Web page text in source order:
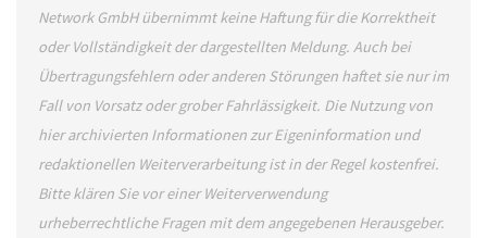
Network GmbH übernimmt keine Haftung für die Korrektheit
oder Vollständigkeit der dargestellten Meldung. Auch bei
Übertragungsfehlern oder anderen Störungen haftet sie nur im
Fall von Vorsatz oder grober Fahrlässigkeit. Die Nutzung von
hier archivierten Informationen zur Eigeninformation und
redaktionellen Weiterverarbeitung ist in der Regel kostenfrei.
Bitte klären Sie vor einer Weiterverwendung
urheberrechtliche Fragen mit dem angegebenen Herausgeber.